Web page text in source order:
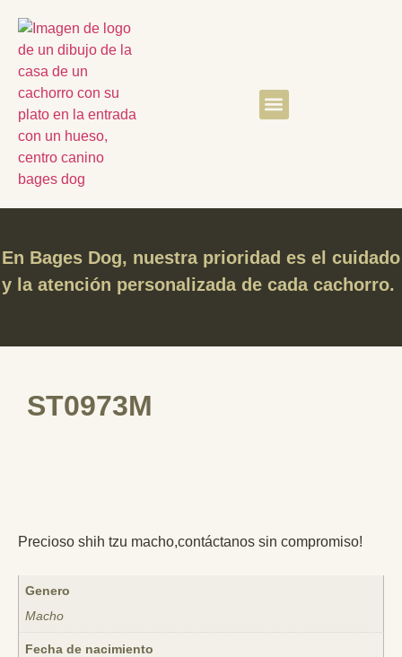
En Bages Dog, nuestra prioridad es el cuidado
y la atención personalizada de cada cachorro.
ST0973M
Precioso shih tzu macho,contáctanos sin compromiso!
Genero
Macho
Fecha de nacimiento